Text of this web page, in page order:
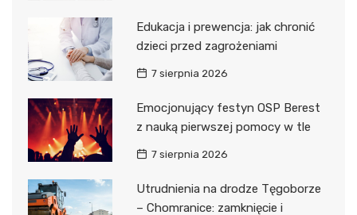
Edukacja i prewencja: jak chronić
dzieci przed zagrożeniami
7 sierpnia 2026
Emocjonujący festyn OSP Berest
z nauką pierwszej pomocy w tle
7 sierpnia 2026
Utrudnienia na drodze Tęgoborze
– Chomranice: zamknięcie i